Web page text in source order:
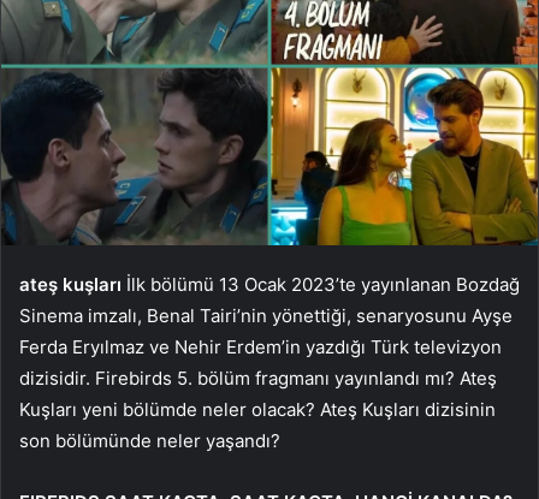
ateş kuşları İlk bölümü 13 Ocak 2023’te yayınlanan Bozdağ
Sinema imzalı, Benal Tairi’nin yönettiği, senaryosunu Ayşe
Ferda Eryılmaz ve Nehir Erdem’in yazdığı Türk televizyon
dizisidir. Firebirds 5. bölüm fragmanı yayınlandı mı? Ateş
Kuşları yeni bölümde neler olacak? Ateş Kuşları dizisinin
son bölümünde neler yaşandı?